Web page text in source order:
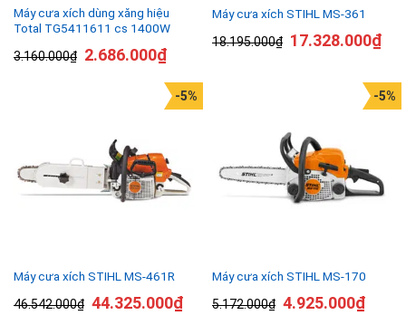
Máy cưa xích dùng xăng hiệu
Total TG5411611 cs 1400W
3.160.000₫ 2.686.000₫
Máy cưa xích STIHL MS-361
18.195.000₫ 17.328.000₫
Máy cưa xích STIHL MS-461R
46.542.000₫
-5%
44.325.000₫
Máy cưa xích STIHL MS-170
5.172.000₫
-5%
4.925.000₫